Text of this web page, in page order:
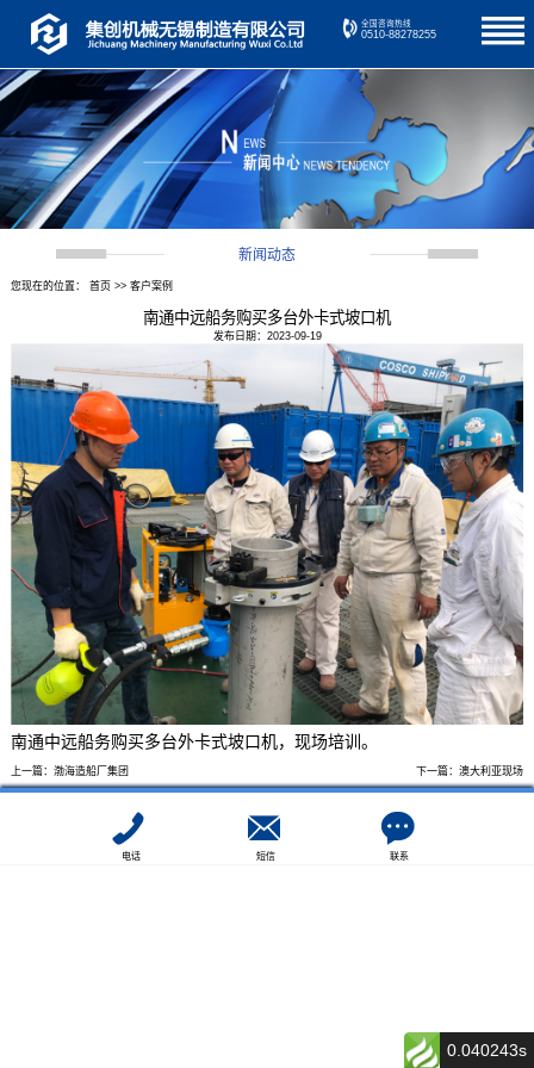
全国咨询热线
0510-88278255
新闻动态
您现在的位置： 首页 >> 客户案例
南通中远船务购买多台外卡式坡口机
发布日期：2023-09-19
南通中远船务购买多台外卡式坡口机，现场培训。
上一篇： 渤海造船厂集团 下一篇：澳大利亚现场
电话 短信 联系
0.040243s